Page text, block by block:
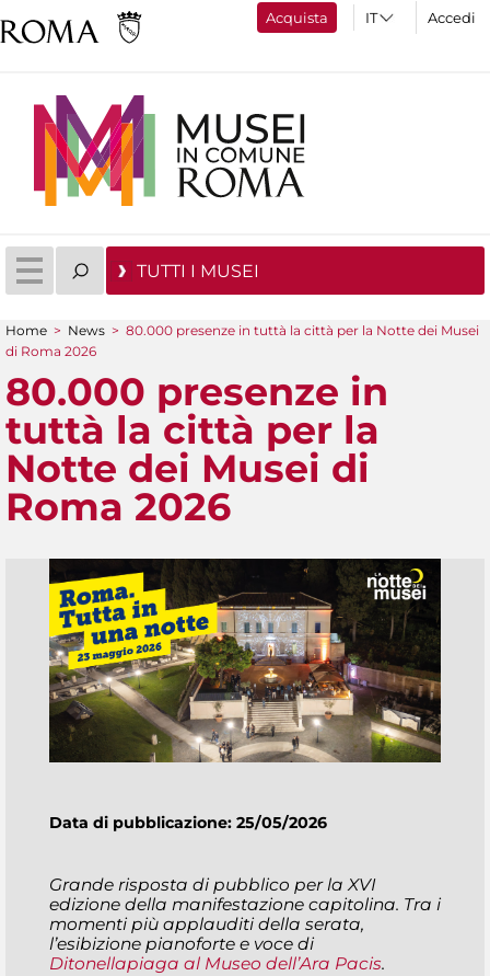
Acquista Accedi
TUTTI I MUSEI
Tu sei qui
Home > News > 80.000 presenze in tuttà la città per la Notte dei Musei
di Roma 2026
80.000 presenze in
tuttà la città per la
Notte dei Musei di
Roma 2026
Data di pubblicazione: 25/05/2026
Grande risposta di pubblico per la XVI
edizione della manifestazione capitolina. Tra i
momenti più applauditi della serata,
l’esibizione pianoforte e voce di
Ditonellapiaga al Museo dell’Ara Pacis.